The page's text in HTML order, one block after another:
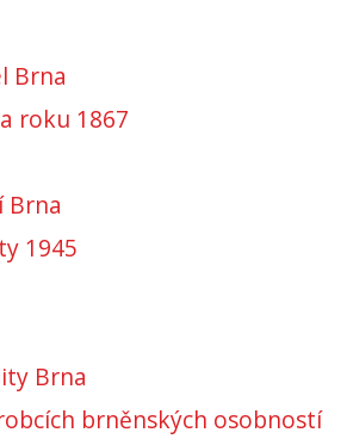
Brna
roku 1867
Brna
1945
Brna
brněnských osobností